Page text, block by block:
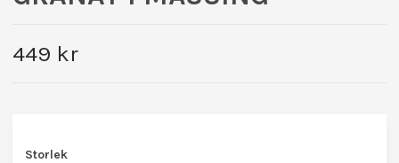
449 kr
Storlek